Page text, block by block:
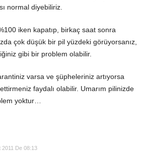
normal diyebiliriz.
iken kapatıp, birkaç saat sonra
çok düşük bir pil yüzdeki görüyorsanız,
gibi bir problem olabilir.
varsa ve şüpheleriniz artıyorsa
faydalı olabilir. Umarım pilinizde
yoktur…
2011 De 08:13